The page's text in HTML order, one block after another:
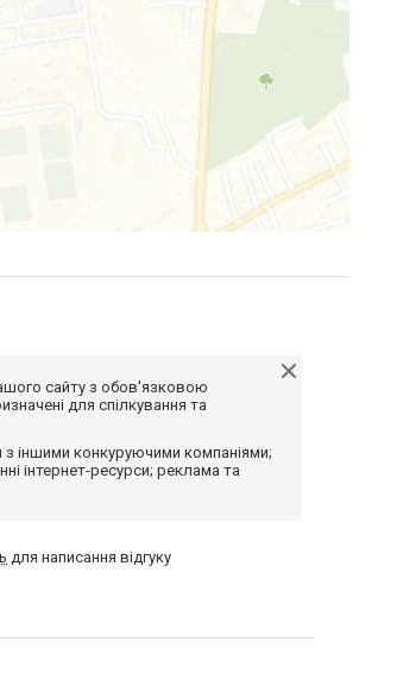
сайту з обов'язковою
для спілкування та
іншими конкуруючими компаніями;
інтернет-ресурси; реклама та
для написання відгуку